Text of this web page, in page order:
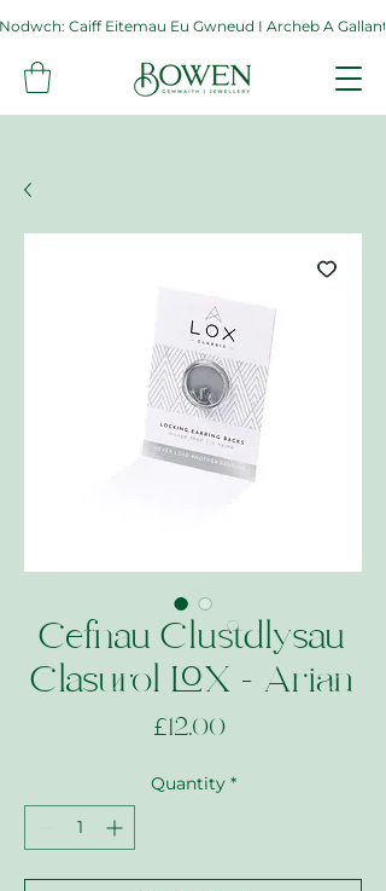
Nodwch: Caiff Eitemau Eu Gwneud I Archeb A
Cefnau Clustdlysau
Clasurol LOX - Arian
£12.00Price
Quantity *